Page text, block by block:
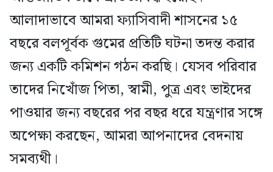
আলাদাভাবে আমরা ফ্যাসিবাদী শাসনের ১৫
বছরে বলপূর্বক গুমের প্রতিটি ঘটনা তদন্ত করার
জন্য একটি কমিশন গঠন করছি। যেসব পরিবার
তাদের নিখোঁজ পিতা, স্বামী, পুত্র এবং ভাইদের
পাওয়ার জন্য বছরের পর বছর ধরে যন্ত্রণার সঙ্গে
অপেক্ষা করছেন, আমরা আপনাদের বেদনায়
সমব্যথী।